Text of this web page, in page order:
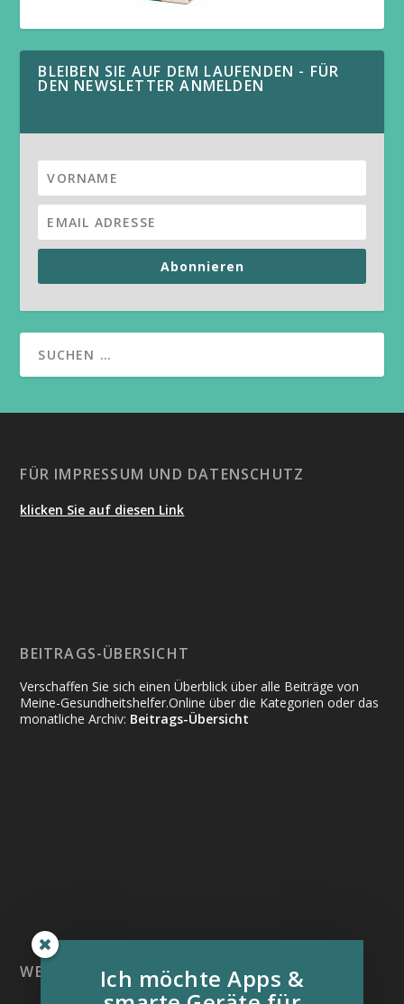
BLEIBEN SIE AUF DEM LAUFENDEN - FÜR
DEN NEWSLETTER ANMELDEN
Abonnieren
FÜR IMPRESSUM UND DATENSCHUTZ
klicken Sie auf diesen Link
BEITRAGS-ÜBERSICHT
Verschaffen Sie sich einen Überblick über alle Beiträge von
Meine-Gesundheitshelfer.Online über die Kategorien oder das
monatliche Archiv: Beitrags-Übersicht
WEITERE INFORMATIONSQUELLEN:
Ich möchte Apps &